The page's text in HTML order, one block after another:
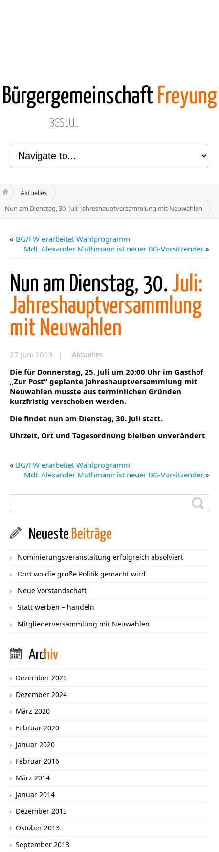
Bürgergemeinschaft Freyung
BGStUL
Aktuelles
Nun am Dienstag, 30. Juli: Jahreshauptversammlung mit Neuwahlen
« BG/FW erarbeitet Wahlprogramm
MdL Alexander Muthmann ist neuer BG-Vorsitzender »
Nun am Dienstag, 30. Juli:
Jahreshauptversammlung
mit Neuwahlen
27 Juni 2013 |
Aktuelles
Die für Donnerstag, 25. Juli um 20:00 Uhr im Gasthof
„Zur Post“ geplante Jahreshauptversammlung mit
Neuwahlen musste aus terminlichen Gründen
kurzfristig verschoben werden.
Die findet nun am Dienstag, 30. Juli statt.
Uhrzeit, Ort und Tagesordnung bleiben unverändert
« BG/FW erarbeitet Wahlprogramm
MdL Alexander Muthmann ist neuer BG-Vorsitzender »
Neueste Beiträge
Nominierungsveranstaltung erfolgreich absolviert
Dort wo die große Politik gemacht wird
Neue Vorstandschaft
Statt werben – handeln
Mitgliederversammlung mit Neuwahlen
Archiv
Dezember 2025
Dezember 2024
März 2020
Februar 2020
Januar 2020
Februar 2016
März 2014
Januar 2014
Dezember 2013
Oktober 2013
September 2013